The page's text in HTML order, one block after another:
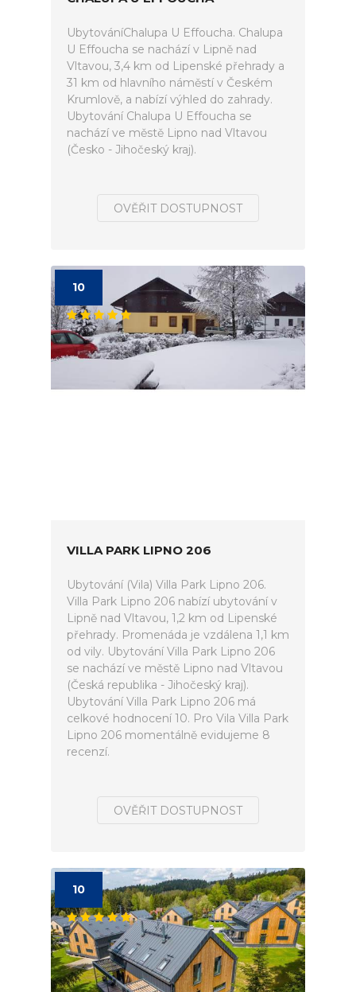
UbytováníChalupa U Effoucha. Chalupa
U Effoucha se nachází v Lipně nad
Vltavou, 3,4 km od Lipenské přehrady a
31 km od hlavního náměstí v Českém
Krumlově, a nabízí výhled do zahrady.
Ubytování Chalupa U Effoucha se
nachází ve městě Lipno nad Vltavou
(Česko - Jihočeský kraj).
OVĚŘIT DOSTUPNOST
10
VILLA PARK LIPNO 206
Ubytování (Vila) Villa Park Lipno 206.
Villa Park Lipno 206 nabízí ubytování v
Lipně nad Vltavou, 1,2 km od Lipenské
přehrady. Promenáda je vzdálena 1,1 km
od vily. Ubytování Villa Park Lipno 206
se nachází ve městě Lipno nad Vltavou
(Česká republika - Jihočeský kraj).
Ubytování Villa Park Lipno 206 má
celkové hodnocení 10. Pro Vila Villa Park
Lipno 206 momentálně evidujeme 8
recenzí.
OVĚŘIT DOSTUPNOST
10